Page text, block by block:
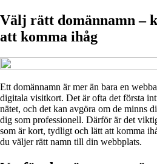
Välj rätt domännamn –
att komma ihåg
Ett domännamn är mer än bara en
digitala visitkort. Det är ofta det första
nätet, och det kan avgöra om de minns
dig som professionell. Därför är det
som är kort, tydligt och lätt att komma
du väljer rätt namn till din webbplats.